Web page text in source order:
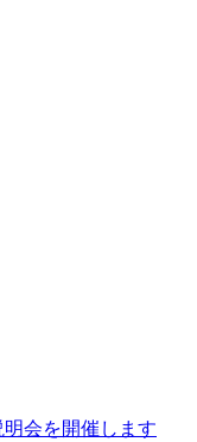
会を開催します